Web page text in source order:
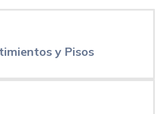
y Pisos